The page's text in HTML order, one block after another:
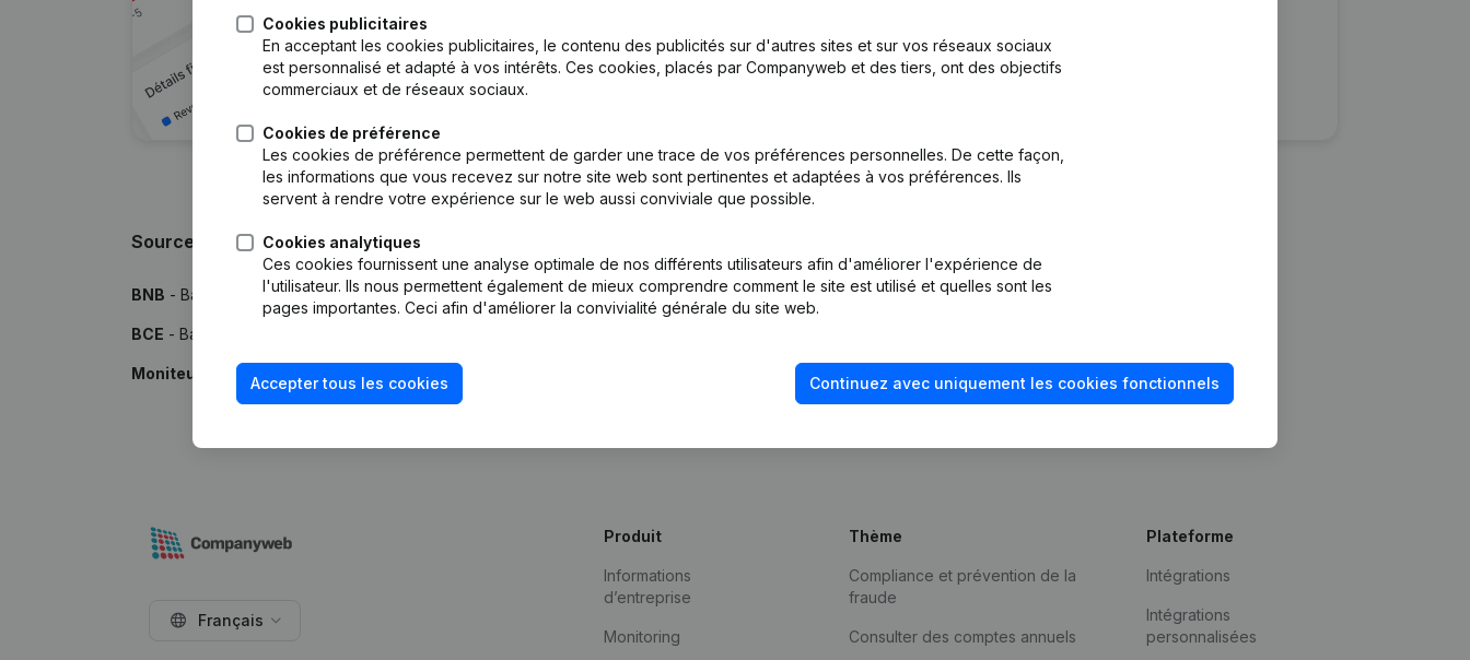
Essayer gratuitement Découvrir plus
Sources
BNB - Banque Nationale de Belgique
BCE - Banque-Carrefour des Entreprises
Moniteur - Publications par le Moniteur Belge
Cookies publicitaires
En acceptant les cookies publicitaires, le contenu des publicités sur d'autres sites et sur vos réseaux sociaux
est personnalisé et adapté à vos intérêts. Ces cookies, placés par Companyweb et des tiers, ont des objectifs
commerciaux et de réseaux sociaux.
Cookies de préférence
Les cookies de préférence permettent de garder une trace de vos préférences personnelles. De cette façon,
les informations que vous recevez sur notre site web sont pertinentes et adaptées à vos préférences. Ils
servent à rendre votre expérience sur le web aussi conviviale que possible.
Cookies analytiques
Ces cookies fournissent une analyse optimale de nos différents utilisateurs afin d'améliorer l'expérience de
l'utilisateur. Ils nous permettent également de mieux comprendre comment le site est utilisé et quelles sont les
pages importantes. Ceci afin d'améliorer la convivialité générale du site web.
Accepter tous les cookies Continuez avec uniquement les cookies fonctionnels
Français
Produit
Informations
d’entreprise
Monitoring
Thème
Compliance et prévention de la
fraude
Consulter des comptes annuels
Plateforme
Intégrations
Intégrations
personnalisées